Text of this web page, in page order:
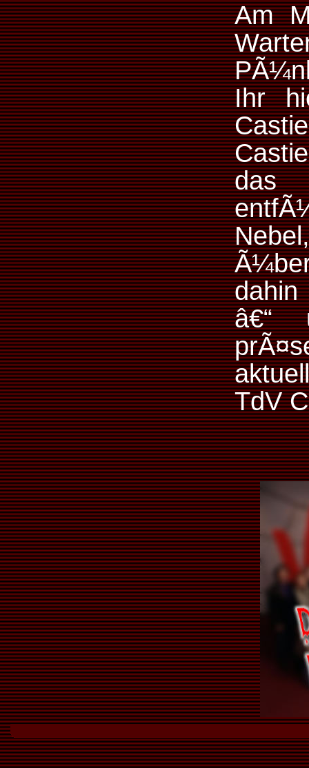
Am
Ihr
das
dahin
â€“
TdV